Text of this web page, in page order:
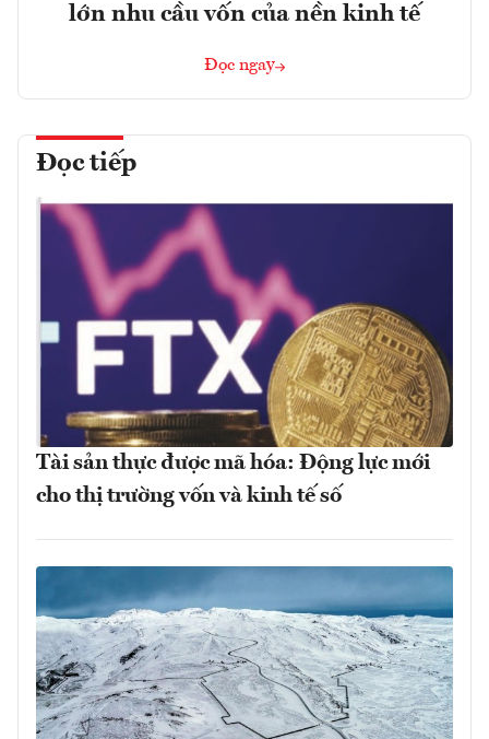
lớn nhu cầu vốn của nền kinh tế
Đọc ngay
Đọc tiếp
Tài sản thực được mã hóa: Động lực mới
cho thị trường vốn và kinh tế số